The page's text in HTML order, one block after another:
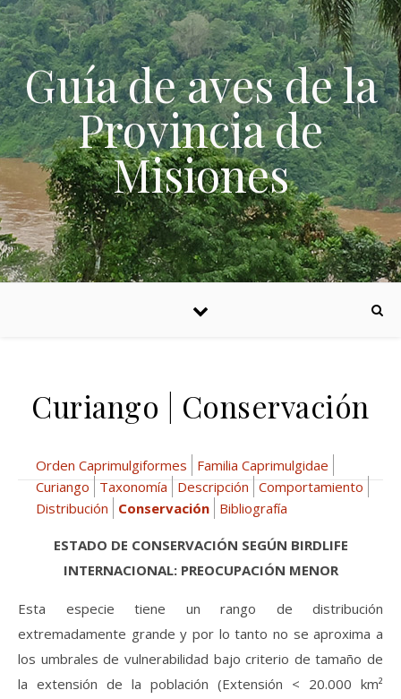
Skip to content
Guía de aves de la
Provincia de
Misiones
Curiango | Conservación
Orden Caprimulgiformes
Familia Caprimulgidae
Curiango
Taxonomía Descripción Comportamiento
Distribución
Conservación Bibliografía
ESTADO DE CONSERVACIÓN SEGÚN BIRDLIFE
INTERNACIONAL: PREOCUPACIÓN MENOR
Esta especie tiene un rango de distribución
extremadamente grande y por lo tanto no se aproxima a
los umbrales de vulnerabilidad bajo criterio de tamaño de
la extensión de la población (Extensión < 20.000 km²